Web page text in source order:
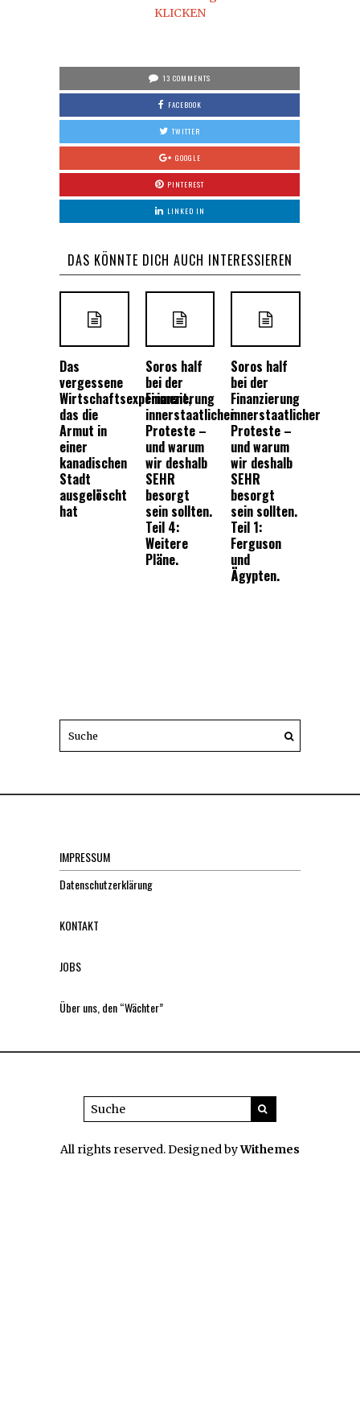
KLICKEN
13 COMMENTS
FACEBOOK
TWITTER
GOOGLE
PINTEREST
LINKED IN
DAS KÖNNTE DICH AUCH INTERESSIEREN
Das
vergessene
Wirtschaftsexperiment,
das die
Armut in
einer
kanadischen
Stadt
ausgelöscht
hat
Soros half
bei der
Finanzierung
innerstaatlicher
Proteste –
und warum
wir deshalb
SEHR
besorgt
sein sollten.
Teil 4:
Weitere
Pläne.
Soros half
bei der
Finanzierung
innerstaatlicher
Proteste –
und warum
wir deshalb
SEHR
besorgt
sein sollten.
Teil 1:
Ferguson
und
Ägypten.
IMPRESSUM
Datenschutzerklärung
KONTAKT
JOBS
Über uns, den “Wächter”
All rights reserved. Designed byWithemes